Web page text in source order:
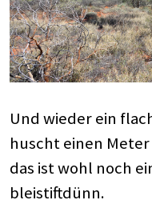
Und wieder ein
huscht einen
das ist wohl noch
bleistiftdünn.